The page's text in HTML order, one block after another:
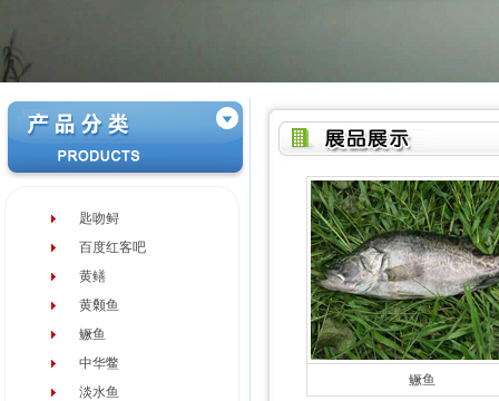
匙吻鲟
百度红客吧
黄鳝
黄颡鱼
鳜鱼
中华鳖
淡水鱼
鳜鱼